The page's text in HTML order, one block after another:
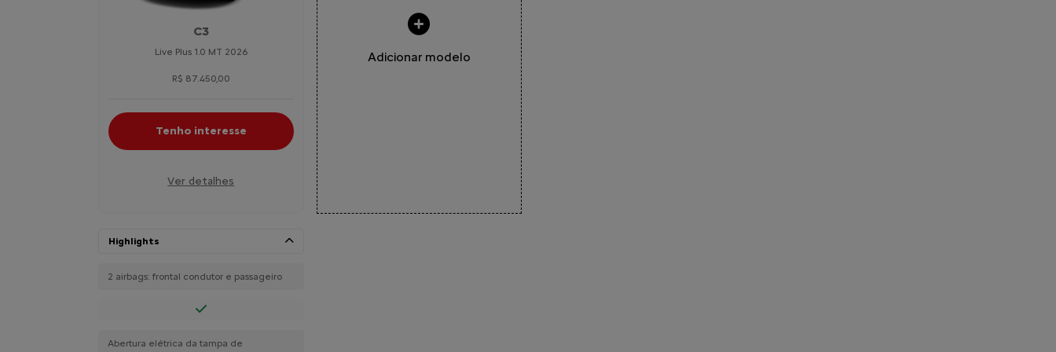
C3
Live Plus 1.0 MT 2026
R$ 87.450,00
Tenho interesse
Ver detalhes
Adicionar modelo
Highlights
2 airbags: frontal condutor e passageiro
Abertura elétrica da tampa de